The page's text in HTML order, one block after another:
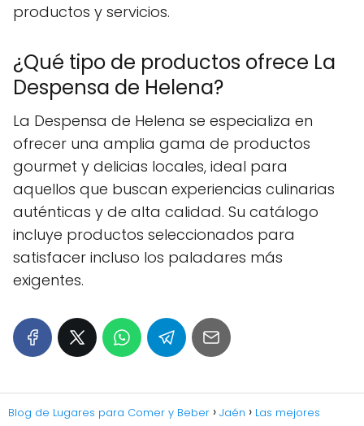
productos y servicios.
¿Qué tipo de productos ofrece La
Despensa de Helena?
La Despensa de Helena se especializa en
ofrecer una amplia gama de productos
gourmet y delicias locales, ideal para
aquellos que buscan experiencias culinarias
auténticas y de alta calidad. Su catálogo
incluye productos seleccionados para
satisfacer incluso los paladares más
exigentes.
Blog de Lugares para Comer y Beber Jaén
Las mejores